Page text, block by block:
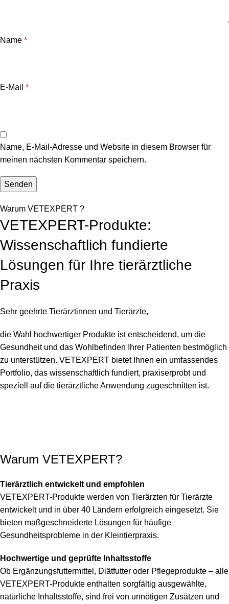
Name *
E-Mail *
Name, E-Mail-Adresse und Website in diesem Browser für
meinen nächsten Kommentar speichern.
Warum VETEXPERT ?
VETEXPERT-Produkte:
Wissenschaftlich fundierte
Lösungen für Ihre tierärztliche
Praxis
Sehr geehrte Tierärztinnen und Tierärzte,
die Wahl hochwertiger Produkte ist entscheidend, um die
Gesundheit und das Wohlbefinden Ihrer Patienten bestmöglich
zu unterstützen. VETEXPERT bietet Ihnen ein umfassendes
Portfolio, das wissenschaftlich fundiert, praxiserprobt und
speziell auf die tierärztliche Anwendung zugeschnitten ist.
Warum VETEXPERT?
Tierärztlich entwickelt und empfohlen
VETEXPERT-Produkte werden von Tierärzten für Tierärzte
entwickelt und in über 40 Ländern erfolgreich eingesetzt. Sie
bieten maßgeschneiderte Lösungen für häufige
Gesundheitsprobleme in der Kleintierpraxis.
Hochwertige und geprüfte Inhaltsstoffe
Ob Ergänzungsfuttermittel, Diätfutter oder Pflegeprodukte – alle
VETEXPERT-Produkte enthalten sorgfältig ausgewählte,
natürliche Inhaltsstoffe, sind frei von unnötigen Zusätzen und